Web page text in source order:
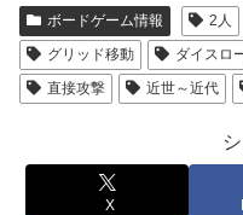
ボードゲーム情報 2人
グリッド移動
ダイスロ
直接攻撃
近世～近代
X